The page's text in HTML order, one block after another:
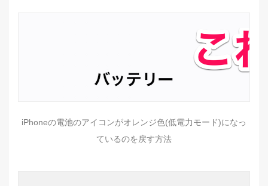
iPhoneの電池のアイコンがオレンジ色(低電力モード)になっ
ているのを戻す方法